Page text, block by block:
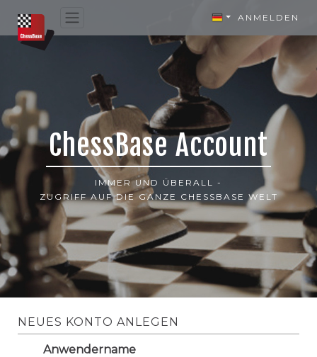
ANMELDEN
ChessBase Account
IMMER UND ÜBERALL -
ZUGRIFF AUF DIE GANZE CHESSBASE WELT
NEUES KONTO ANLEGEN
Anwendername